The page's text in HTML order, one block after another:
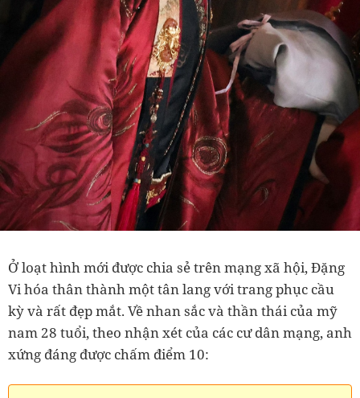
Ở loạt hình mới được chia sẻ trên mạng xã hội, Đặng
Vi hóa thân thành một tân lang với trang phục cầu
kỳ và rất đẹp mắt. Về nhan sắc và thần thái của mỹ
nam 28 tuổi, theo nhận xét của các cư dân mạng, anh
xứng đáng được chấm điểm 10: